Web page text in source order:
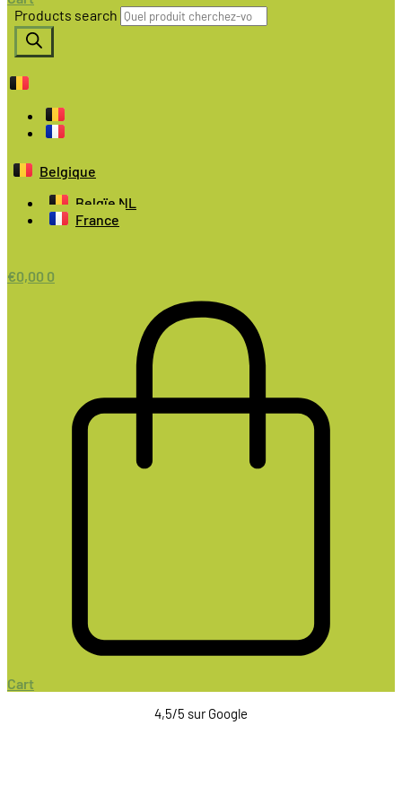
Products search
Belgique
Belgïe NL
France
€0,00 0
Cart
4,5/5 sur Google